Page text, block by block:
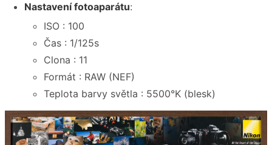
Nastavení fotoaparátu:
ISO : 100
Čas : 1/125s
Clona : 11
Formát : RAW (NEF)
Teplota barvy světla : 5500°K (blesk)